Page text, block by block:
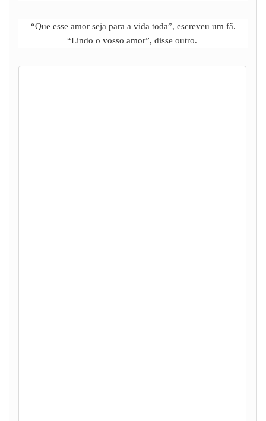
“Que esse amor seja para a vida toda”, escreveu um fã.
“Lindo o vosso amor”, disse outro.